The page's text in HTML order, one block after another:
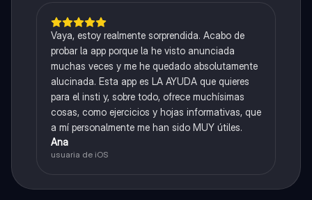
Vaya, estoy realmente sorprendida. Acabo de
probar la app porque la he visto anunciada
muchas veces y me he quedado absolutamente
alucinada. Esta app es LA AYUDA que quieres
para el insti y, sobre todo, ofrece muchísimas
cosas, como ejercicios y hojas informativas, que
a mí personalmente me han sido MUY útiles.
Ana
usuaria de iOS